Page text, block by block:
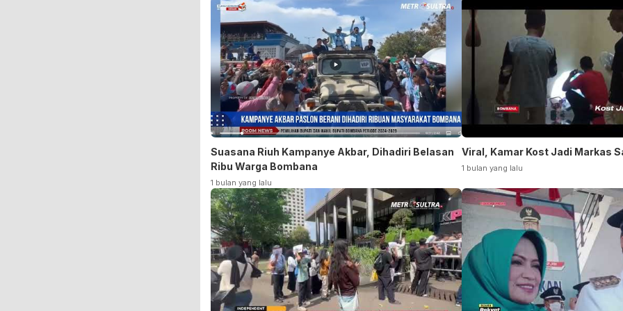
Suasana Riuh Kampanye Akbar, Dihadiri Belasan
Ribu Warga Bombana
1 bulan yang lalu
Viral, Kamar Kost Jadi Markas
1 bulan yang lalu